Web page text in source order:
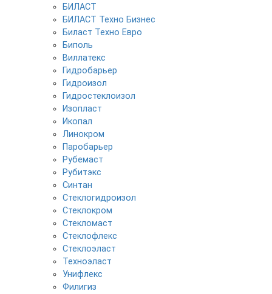
БИЛАСТ
БИЛАСТ Техно Бизнес
Биласт Техно Евро
Биполь
Виллатекс
Гидробарьер
Гидроизол
Гидростеклоизол
Изопласт
Икопал
Линокром
Паробарьер
Рубемаст
Рубитэкс
Синтан
Стеклогидроизол
Стеклокром
Стекломаст
Стеклофлекс
Стеклоэласт
Техноэласт
Унифлекс
Филигиз